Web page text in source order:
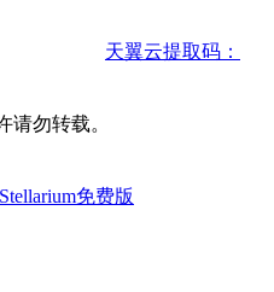
天翼云提取码：
请勿转载。
免费版